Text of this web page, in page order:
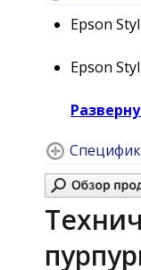
Epson
Epson